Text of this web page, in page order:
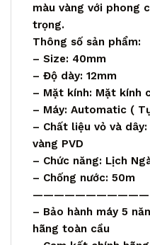
màu vàng với phong
trọng.
Thông số sản phẩm:
– Size: 40mm
– Độ dày: 12mm
– Mặt kính: Mặt kính
– Máy: Automatic (
– Chất liệu vỏ và
vàng PVD
– Chức năng: Lịch
– Chống nước: 50m
– Bảo hành máy 5
hãng toàn cầu